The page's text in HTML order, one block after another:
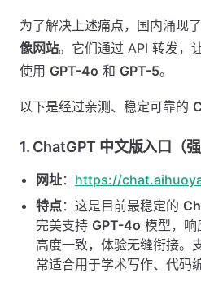
为了解决上述痛点，国内涌现
像网站。它们通过 API 转发，
使用 GPT-4o 和 GPT-5。
以下是经过亲测、稳定可靠的
1. ChatGPT 中文版入口（强
网址： https://
特点：这是目前最稳定的
完美支持 GPT-4o 模型，响
高度一致，体验无缝衔接。
常适合用于学术写作、代码